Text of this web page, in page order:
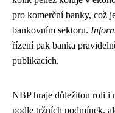
pro komerční banky, což
bankovním sektoru.
řízení pak banka
publikacích.
NBP hraje důležitou roli i
podle tržních podmínek,